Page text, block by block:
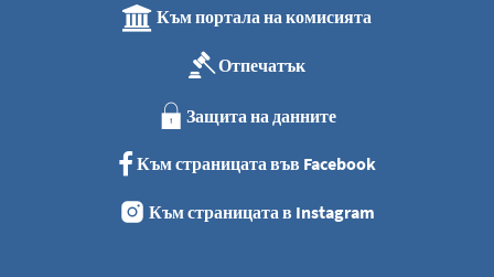
Към портала на комисията
Отпечатък
Защита на данните
Към страницата във Facebook
Към страницата в Instagram